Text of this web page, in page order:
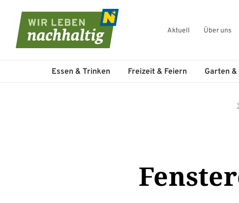
Aktuell Über uns
Navigation überspringen
Essen & Trinken Freizeit & Feiern Garten